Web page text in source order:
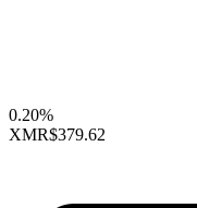
0.20%
XMR$379.62